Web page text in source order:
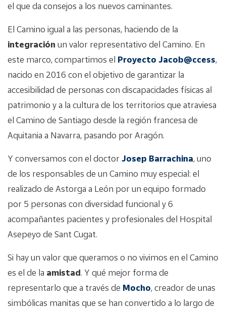
el que da consejos a los nuevos caminantes.
El Camino igual a las personas, haciendo de la
integración un valor representativo del Camino. En
este marco, compartimos el Proyecto Jacob@ccess,
nacido en 2016 con el objetivo de garantizar la
accesibilidad de personas con discapacidades físicas al
patrimonio y a la cultura de los territorios que atraviesa
el Camino de Santiago desde la región francesa de
Aquitania a Navarra, pasando por Aragón.
Y conversamos con el doctorJosep Barrachina, uno
de los responsables de un Camino muy especial: el
realizado de Astorga a León por un equipo formado
por 5 personas con diversidad funcional y 6
acompañantes pacientes y profesionales del Hospital
Asepeyo de Sant Cugat.
Si hay un valor que queramos o no vivimos en el Camino
es el de la amistad. Y qué mejor forma de
representarlo que a través de Mocho, creador de unas
simbólicas manitas que se han convertido a lo largo de